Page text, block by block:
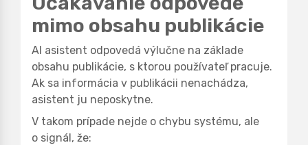
mimo obsahu publikácie
AI asistent odpovedá výlučne na základe
obsahu publikácie, s ktorou používateľ pracuje.
Ak sa informácia v publikácii nenachádza,
asistent ju neposkytne.
V takom prípade nejde o chybu systému, ale
o signál, že: